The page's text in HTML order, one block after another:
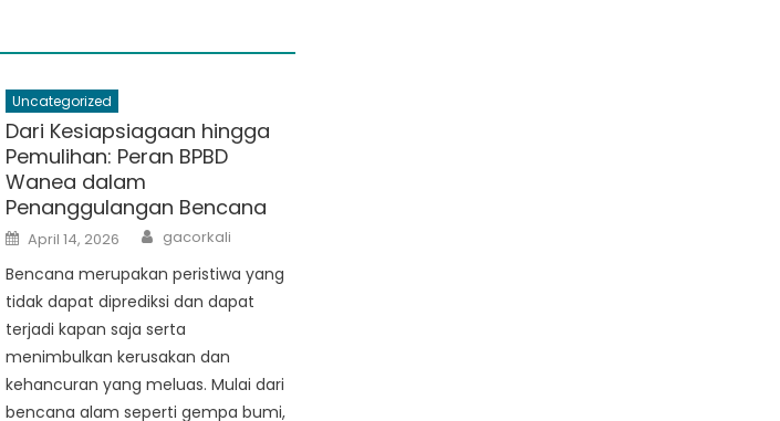
Uncategorized
Dari Kesiapsiagaan hingga
Pemulihan: Peran BPBD
Wanea dalam
Penanggulangan Bencana
Posted
on
April 14, 2026 Author
gacorkali
Bencana merupakan peristiwa yang
tidak dapat diprediksi dan dapat
terjadi kapan saja serta
menimbulkan kerusakan dan
kehancuran yang meluas. Mulai dari
bencana alam seperti gempa bumi,